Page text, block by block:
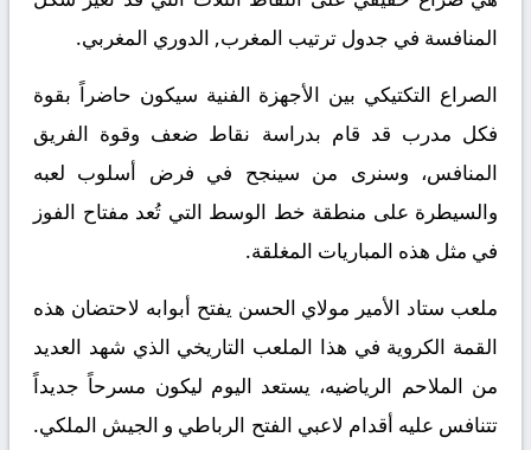
المنافسة في جدول ترتيب المغرب, الدوري المغربي.
الصراع التكتيكي بين الأجهزة الفنية سيكون حاضراً بقوة
فكل مدرب قد قام بدراسة نقاط ضعف وقوة الفريق
المنافس، وسنرى من سينجح في فرض أسلوب لعبه
والسيطرة على منطقة خط الوسط التي تُعد مفتاح الفوز
في مثل هذه المباريات المغلقة.
ملعب ستاد الأمير مولاي الحسن يفتح أبوابه لاحتضان هذه
القمة الكروية في هذا الملعب التاريخي الذي شهد العديد
من الملاحم الرياضيه، يستعد اليوم ليكون مسرحاً جديداً
تتنافس عليه أقدام لاعبي الفتح الرباطي و الجيش الملكي.